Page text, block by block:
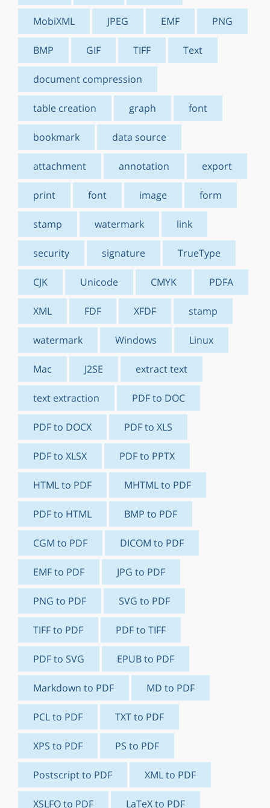
MobiXML JPEG EMF PNG
BMP GIF TIFF Text
document compression
table creation graph font
bookmark data source
attachment annotation export
print font image form
stamp watermark link
security signature TrueType
CJK Unicode CMYK PDFA
XML FDF XFDF stamp
watermark Windows Linux
Mac J2SE extract text
text extraction PDF to DOC
PDF to DOCX PDF to XLS
PDF to XLSX PDF to PPTX
HTML to PDF MHTML to PDF
PDF to HTML BMP to PDF
CGM to PDF DICOM to PDF
EMF to PDF JPG to PDF
PNG to PDF SVG to PDF
TIFF to PDF PDF to TIFF
PDF to SVG EPUB to PDF
Markdown to PDF MD to PDF
PCL to PDF TXT to PDF
XPS to PDF PS to PDF
Postscript to PDF XML to PDF
XSLFO to PDF LaTeX to PDF